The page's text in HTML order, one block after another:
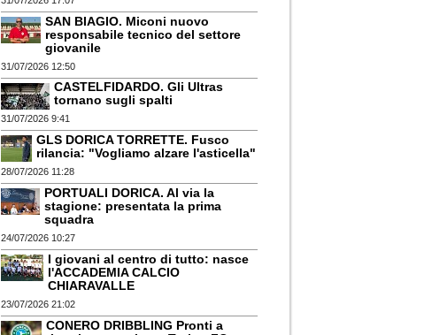
SAN BIAGIO. Miconi nuovo
responsabile tecnico del settore
giovanile
31/07/2026 12:50
CASTELFIDARDO. Gli Ultras
tornano sugli spalti
31/07/2026 9:41
GLS DORICA TORRETTE. Fusco
rilancia: "Vogliamo alzare l'asticella"
28/07/2026 11:28
PORTUALI DORICA. Al via la
stagione: presentata la prima
squadra
24/07/2026 10:27
I giovani al centro di tutto: nasce
l'ACCADEMIA CALCIO
CHIARAVALLE
23/07/2026 21:02
CONERO DRIBBLING Pronti a